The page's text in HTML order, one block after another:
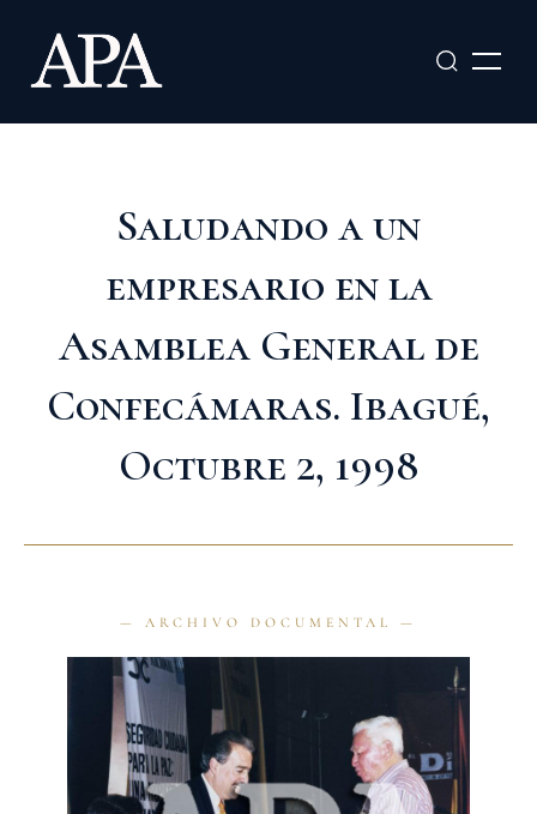
contenido
Saludando a un
empresario en la
Asamblea General de
Confecámaras. Ibagué,
Octubre 2, 1998